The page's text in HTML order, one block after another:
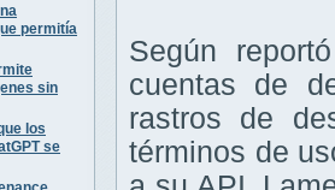
permitía
sin
los
se
Según
cuentas de
rastros de
términos de